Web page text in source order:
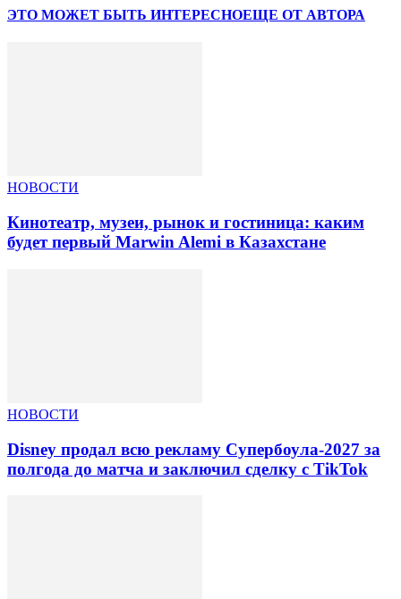
ЭТО МОЖЕТ БЫТЬ ИНТЕРЕСНОЕЩЕ ОТ АВТОРА
НОВОСТИ
Кинотеатр, музеи, рынок и гостиница: каким
будет первый Marwin Alemi в Казахстане
НОВОСТИ
Disney продал всю рекламу Супербоула-2027 за
полгода до матча и заключил сделку с TikTok